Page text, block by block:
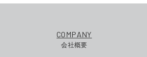
COMPANY
会社概要